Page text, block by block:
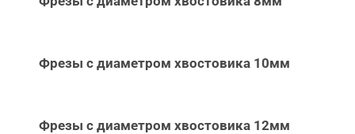
Фрезы с диаметром хвостовика 10мм
Фрезы с диаметром хвостовика 12мм